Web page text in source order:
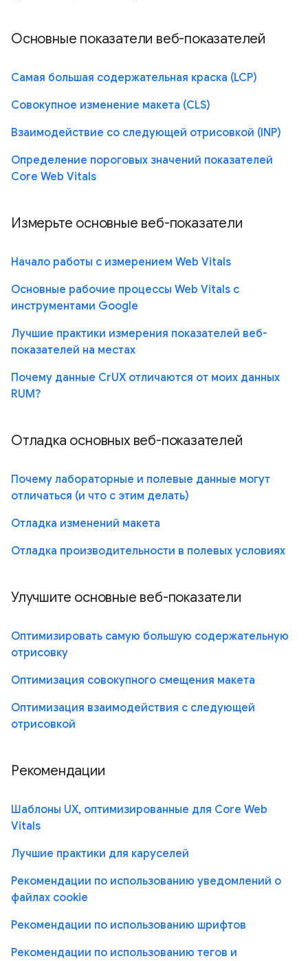
Основные показатели веб-показателей
Самая большая содержательная краска (LCP)
Совокупное изменение макета (CLS)
Взаимодействие со следующей отрисовкой (INP)
Определение пороговых значений показателей
Core Web Vitals
Измерьте основные веб-показатели
Начало работы с измерением Web Vitals
Основные рабочие процессы Web Vitals с
инструментами Google
Лучшие практики измерения показателей веб-
показателей на местах
Почему данные CrUX отличаются от моих данных
RUM?
Отладка основных веб-показателей
Почему лабораторные и полевые данные могут
отличаться (и что с этим делать)
Отладка изменений макета
Отладка производительности в полевых условиях
Улучшите основные веб-показатели
Оптимизировать самую большую содержательную
отрисовку
Оптимизация совокупного смещения макета
Оптимизация взаимодействия с следующей
отрисовкой
Рекомендации
Шаблоны UX, оптимизированные для Core Web
Vitals
Лучшие практики для каруселей
Рекомендации по использованию уведомлений о
файлах cookie
Рекомендации по использованию шрифтов
Рекомендации по использованию тегов и